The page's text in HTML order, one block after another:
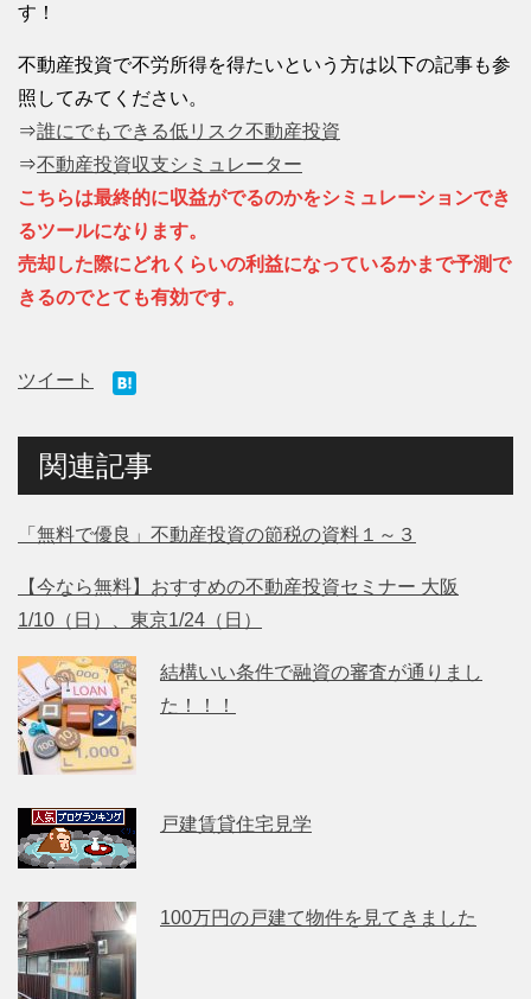
す！
不動産投資で不労所得を得たいという方は以下の記事も参
照してみてください。
⇒誰にでもできる低リスク不動産投資
⇒不動産投資収支シミュレーター
こちらは最終的に収益がでるのかをシミュレーションでき
るツールになります。
売却した際にどれくらいの利益になっているかまで予測で
きるのでとても有効です。
ツイート
関連記事
「無料で優良」不動産投資の節税の資料１～３
【今なら無料】おすすめの不動産投資セミナー 大阪
1/10（日）、東京1/24（日）
結構いい条件で融資の審査が通りまし
た！！！
戸建賃貸住宅見学
100万円の戸建て物件を見てきました